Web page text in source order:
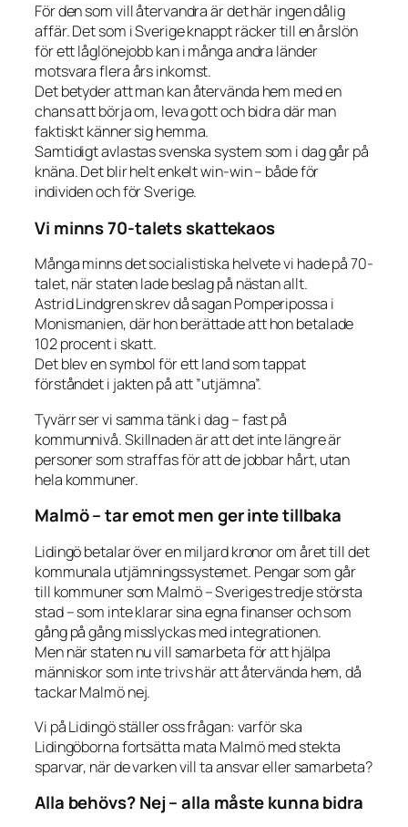
För den som vill återvandra är det här ingen dålig
affär. Det som i Sverige knappt räcker till en årslön
för ett låglönejobb kan i många andra länder
motsvara flera års inkomst.
Det betyder att man kan återvända hem med en
chans att börja om, leva gott och bidra där man
faktiskt känner sig hemma.
Samtidigt avlastas svenska system som i dag går på
knäna. Det blir helt enkelt win-win – både för
individen och för Sverige.
Vi minns 70-talets skattekaos
Många minns det socialistiska helvete vi hade på 70-
talet, när staten lade beslag på nästan allt.
Astrid Lindgren skrev då saganPomperipossa i
Monismanien, där hon berättade att hon betalade
102 procent i skatt.
Det blev en symbol för ett land som tappat
förståndet i jakten på att ”utjämna”.
Tyvärr ser vi samma tänk i dag – fast på
kommunnivå. Skillnaden är att det inte längre är
personer som straffas för att de jobbar hårt, utan
hela kommuner.
Malmö – tar emot men ger inte tillbaka
Lidingö betalar över en miljard kronor om året till det
kommunala utjämningssystemet. Pengar som går
till kommuner som Malmö – Sveriges tredje största
stad – som inte klarar sina egna finanser och som
gång på gång misslyckas med integrationen.
Men när staten nu vill samarbeta för att hjälpa
människor som inte trivs här att återvända hem, då
tackar Malmö nej.
Vi på Lidingö ställer oss frågan: varför ska
Lidingöborna fortsätta mata Malmö med stekta
sparvar, när de varken vill ta ansvar eller samarbeta?
Alla behövs? Nej – alla måste kunna bidra